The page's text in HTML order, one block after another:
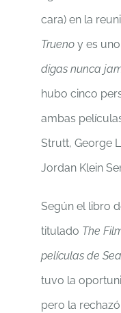
cara) en la
Trueno y es
digas nunca
hubo cinco
ambas
Strutt, George
Jordan Klein
Según el libro
titulado The
películas de
tuvo la
pero la rechazó.